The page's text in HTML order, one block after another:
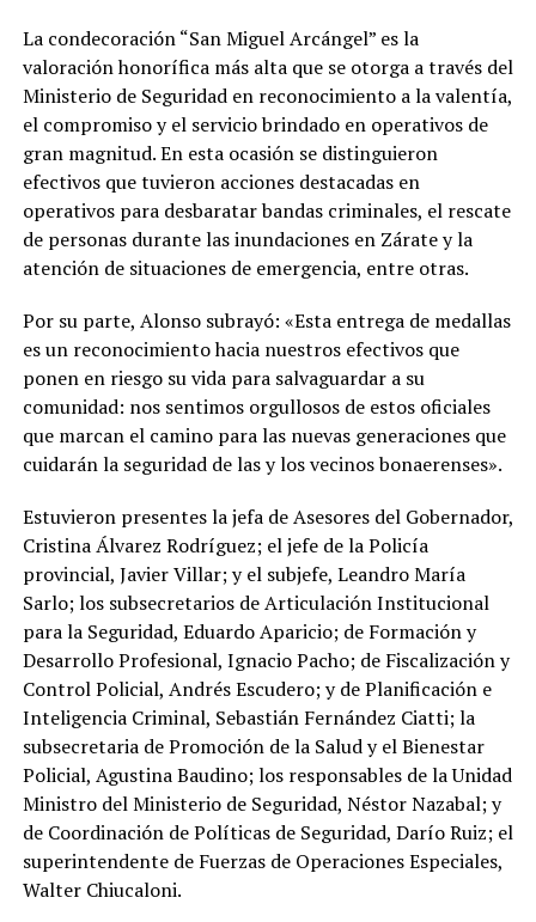
La condecoración “San Miguel Arcángel” es la
valoración honorífica más alta que se otorga a través del
Ministerio de Seguridad en reconocimiento a la valentía,
el compromiso y el servicio brindado en operativos de
gran magnitud. En esta ocasión se distinguieron
efectivos que tuvieron acciones destacadas en
operativos para desbaratar bandas criminales, el rescate
de personas durante las inundaciones en Zárate y la
atención de situaciones de emergencia, entre otras.
Por su parte, Alonso subrayó: «Esta entrega de medallas
es un reconocimiento hacia nuestros efectivos que
ponen en riesgo su vida para salvaguardar a su
comunidad: nos sentimos orgullosos de estos oficiales
que marcan el camino para las nuevas generaciones que
cuidarán la seguridad de las y los vecinos bonaerenses».
Estuvieron presentes la jefa de Asesores del Gobernador,
Cristina Álvarez Rodríguez; el jefe de la Policía
provincial, Javier Villar; y el subjefe, Leandro María
Sarlo; los subsecretarios de Articulación Institucional
para la Seguridad, Eduardo Aparicio; de Formación y
Desarrollo Profesional, Ignacio Pacho; de Fiscalización y
Control Policial, Andrés Escudero; y de Planificación e
Inteligencia Criminal, Sebastián Fernández Ciatti; la
subsecretaria de Promoción de la Salud y el Bienestar
Policial, Agustina Baudino; los responsables de la Unidad
Ministro del Ministerio de Seguridad, Néstor Nazabal; y
de Coordinación de Políticas de Seguridad, Darío Ruiz; el
superintendente de Fuerzas de Operaciones Especiales,
Walter Chiucaloni.